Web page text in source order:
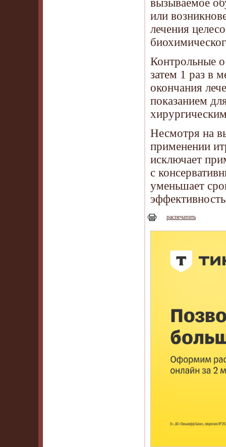
вызываемое
или
лечения
Контрольные
затем 1 раз в
окончания
показанием
Несмотря на
применении
исключает
с
уменьшает
распечатать